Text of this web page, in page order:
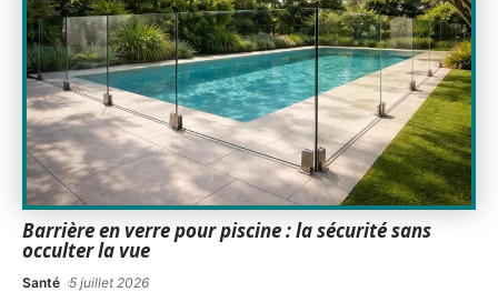
Barrière en verre pour piscine : la sécurité sans
occulter la vue
Santé 5 juillet 2026